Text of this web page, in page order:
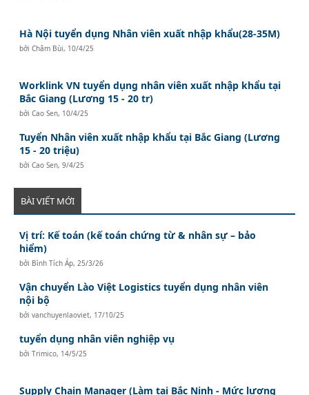
Hà Nội tuyển dụng Nhân viên xuất nhập khẩu(28-35M)
bởiChâm Bùi, 10/4/25
Worklink VN tuyển dụng nhân viên xuất nhập khẩu tại
Bắc Giang (Lương 15 - 20 tr)
bởiCao Sen, 10/4/25
Tuyển Nhân viên xuất nhập khẩu tại Bắc Giang (Lương
15 - 20 triệu)
bởiCao Sen,9/4/25
BÀI VIẾT MỚI
Vị trí: Kế toán (kế toán chứng từ & nhân sự – bảo
hiểm)
bởi Bình Tích Áp, 25/3/26
Vận chuyển Lào Việt Logistics tuyển dụng nhân viên
nội bộ
bởivanchuyenlaoviet, 17/10/25
tuyển dụng nhân viên nghiệp vụ
bởiTrimico, 14/5/25
Supply Chain Manager (Làm tại Bắc Ninh - Mức lương